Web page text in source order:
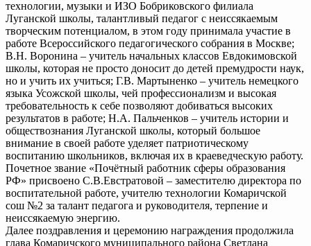
технологии, музыки и ИЗО Бобриковского филиала
Луганской школы, талантливый педагог с неиссякаемым
творческим потенциалом, в этом году принимала участие в
работе Всероссийского педагогического собрания в Москве;
В.Н. Воронина – учитель начальных классов Евдокимовской
школы, которая не просто доносит до детей премудрости наук,
но и учить их учиться; Г.В. Мартыненко – учитель немецкого
языка Усожской школы, чей профессионализм и высокая
требовательность к себе позволяют добиваться высоких
результатов в работе; Н.А. Пальченков – учитель истории и
обществознания Луганской школы, который большое
внимание в своей работе уделяет патриотическому
воспитанию школьников, включая их в краеведческую работу.
Почетное звание «Почётный работник сферы образования
РФ» присвоено С.В.Евстратовой – заместителю директора по
воспитательной работе, учителю технологии Комаричской
сош №2 за талант педагога и руководителя, терпение и
неиссякаемую энергию.
Далее поздравления и церемонию награждения продолжила
глава Комаричского муниципального района Светлана